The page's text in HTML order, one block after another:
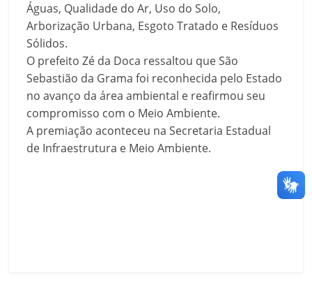
Águas, Qualidade do Ar, Uso do Solo,
Arborização Urbana, Esgoto Tratado e Resíduos
Sólidos.
O prefeito Zé da Doca ressaltou que São
Sebastião da Grama foi reconhecida pelo Estado
no avanço da área ambiental e reafirmou seu
compromisso com o Meio Ambiente.
A premiação aconteceu na Secretaria Estadual
de Infraestrutura e Meio Ambiente.